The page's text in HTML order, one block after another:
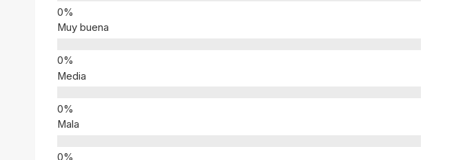
Muy buena
Media
Mala